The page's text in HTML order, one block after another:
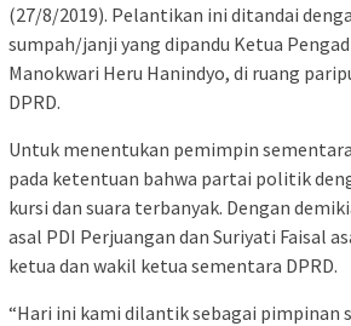
(27/8/2019). Pelantikan ini ditandai
sumpah/janji yang dipandu Ketua
Manokwari Heru Hanindyo, di ruang
DPRD.
Untuk menentukan pemimpin
pada ketentuan bahwa partai politik
kursi dan suara terbanyak. Dengan
asal PDI Perjuangan dan Suriyati Faisal
ketua dan wakil ketua sementara DPRD.
“Hari ini kami dilantik sebagai pimpinan